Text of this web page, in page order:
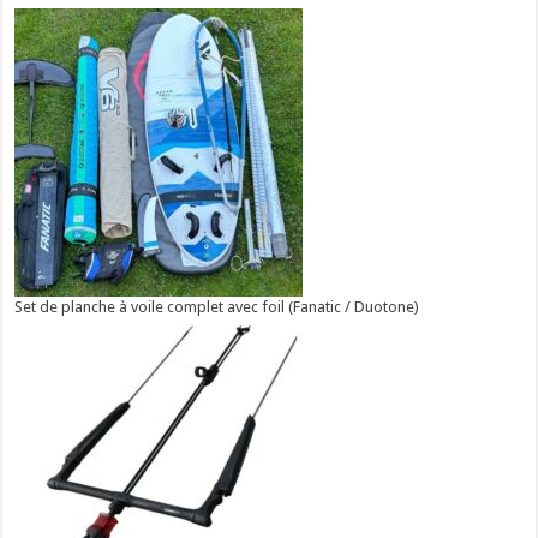
Set de planche à voile complet avec foil (Fanatic / Duotone)